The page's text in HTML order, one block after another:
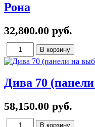
Рона
32,800.00 руб.
Дива 70
58,150.00 руб.